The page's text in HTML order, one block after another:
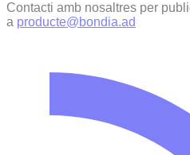
Contacti amb nosaltres per
a producte@bondia.ad